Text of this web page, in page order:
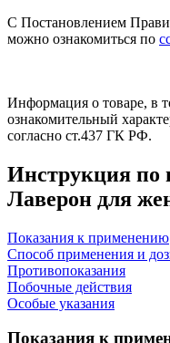
С Постановлением
можно ознакомиться по
Информация о товаре, в
ознакомительный
согласно ст.437 ГК РФ.
Инструкция по
Лаверон для
Показания к применению
Cпособ применения и
Противопоказания
Побочные действия
Особые указания
Показания к